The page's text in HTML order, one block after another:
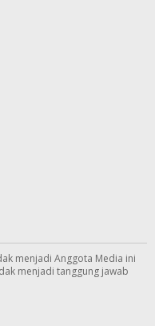
menjadi Anggota Media ini
menjadi tanggung jawab